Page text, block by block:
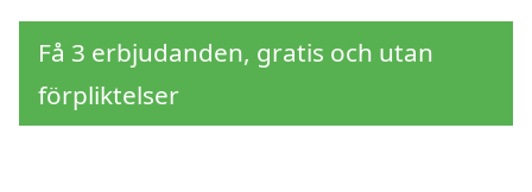
Få 3 erbjudanden, gratis och utan
förpliktelser